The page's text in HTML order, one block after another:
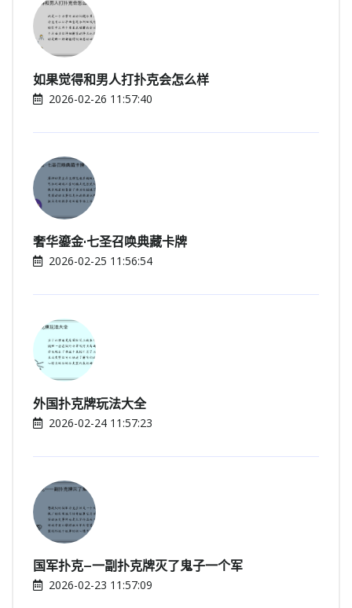
如果觉得和男人打扑克会怎么样
2026-02-26 11:57:40
奢华鎏金·七圣召唤典藏卡牌
2026-02-25 11:56:54
外国扑克牌玩法大全
2026-02-24 11:57:23
国军扑克—一副扑克牌灭了鬼子一个军
2026-02-23 11:57:09